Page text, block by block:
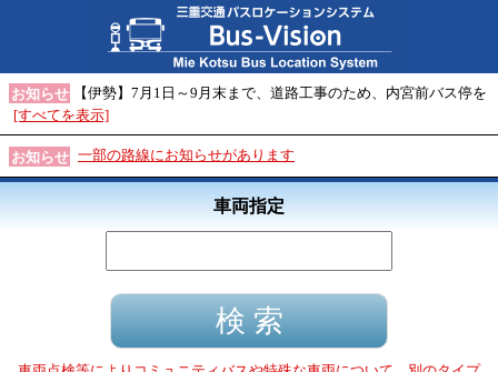
お知らせ
【伊勢】7月1日～9月末まで、道路工事のため、内宮前バス停を
[すべてを表示]
お知らせ 一部の路線にお知らせがあります
車両指定